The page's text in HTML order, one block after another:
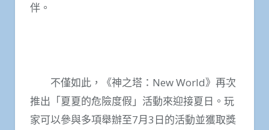
伴。
不僅如此，《神之塔：New World》再次
推出「夏夏的危險度假」活動來迎接夏日。玩
家可以參與多項舉辦至7月3日的活動並獲取獎